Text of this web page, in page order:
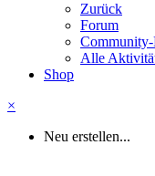
Zurück
Forum
Community-
Alle
Shop
×
Neu erstellen...